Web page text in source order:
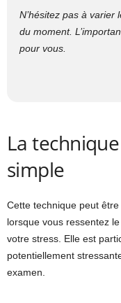
N’hésitez pas à varier
du moment.
pour vous.
La
simple
Cette technique peut
lorsque vous ressentez
votre stress. Elle est
potentiellement
examen.